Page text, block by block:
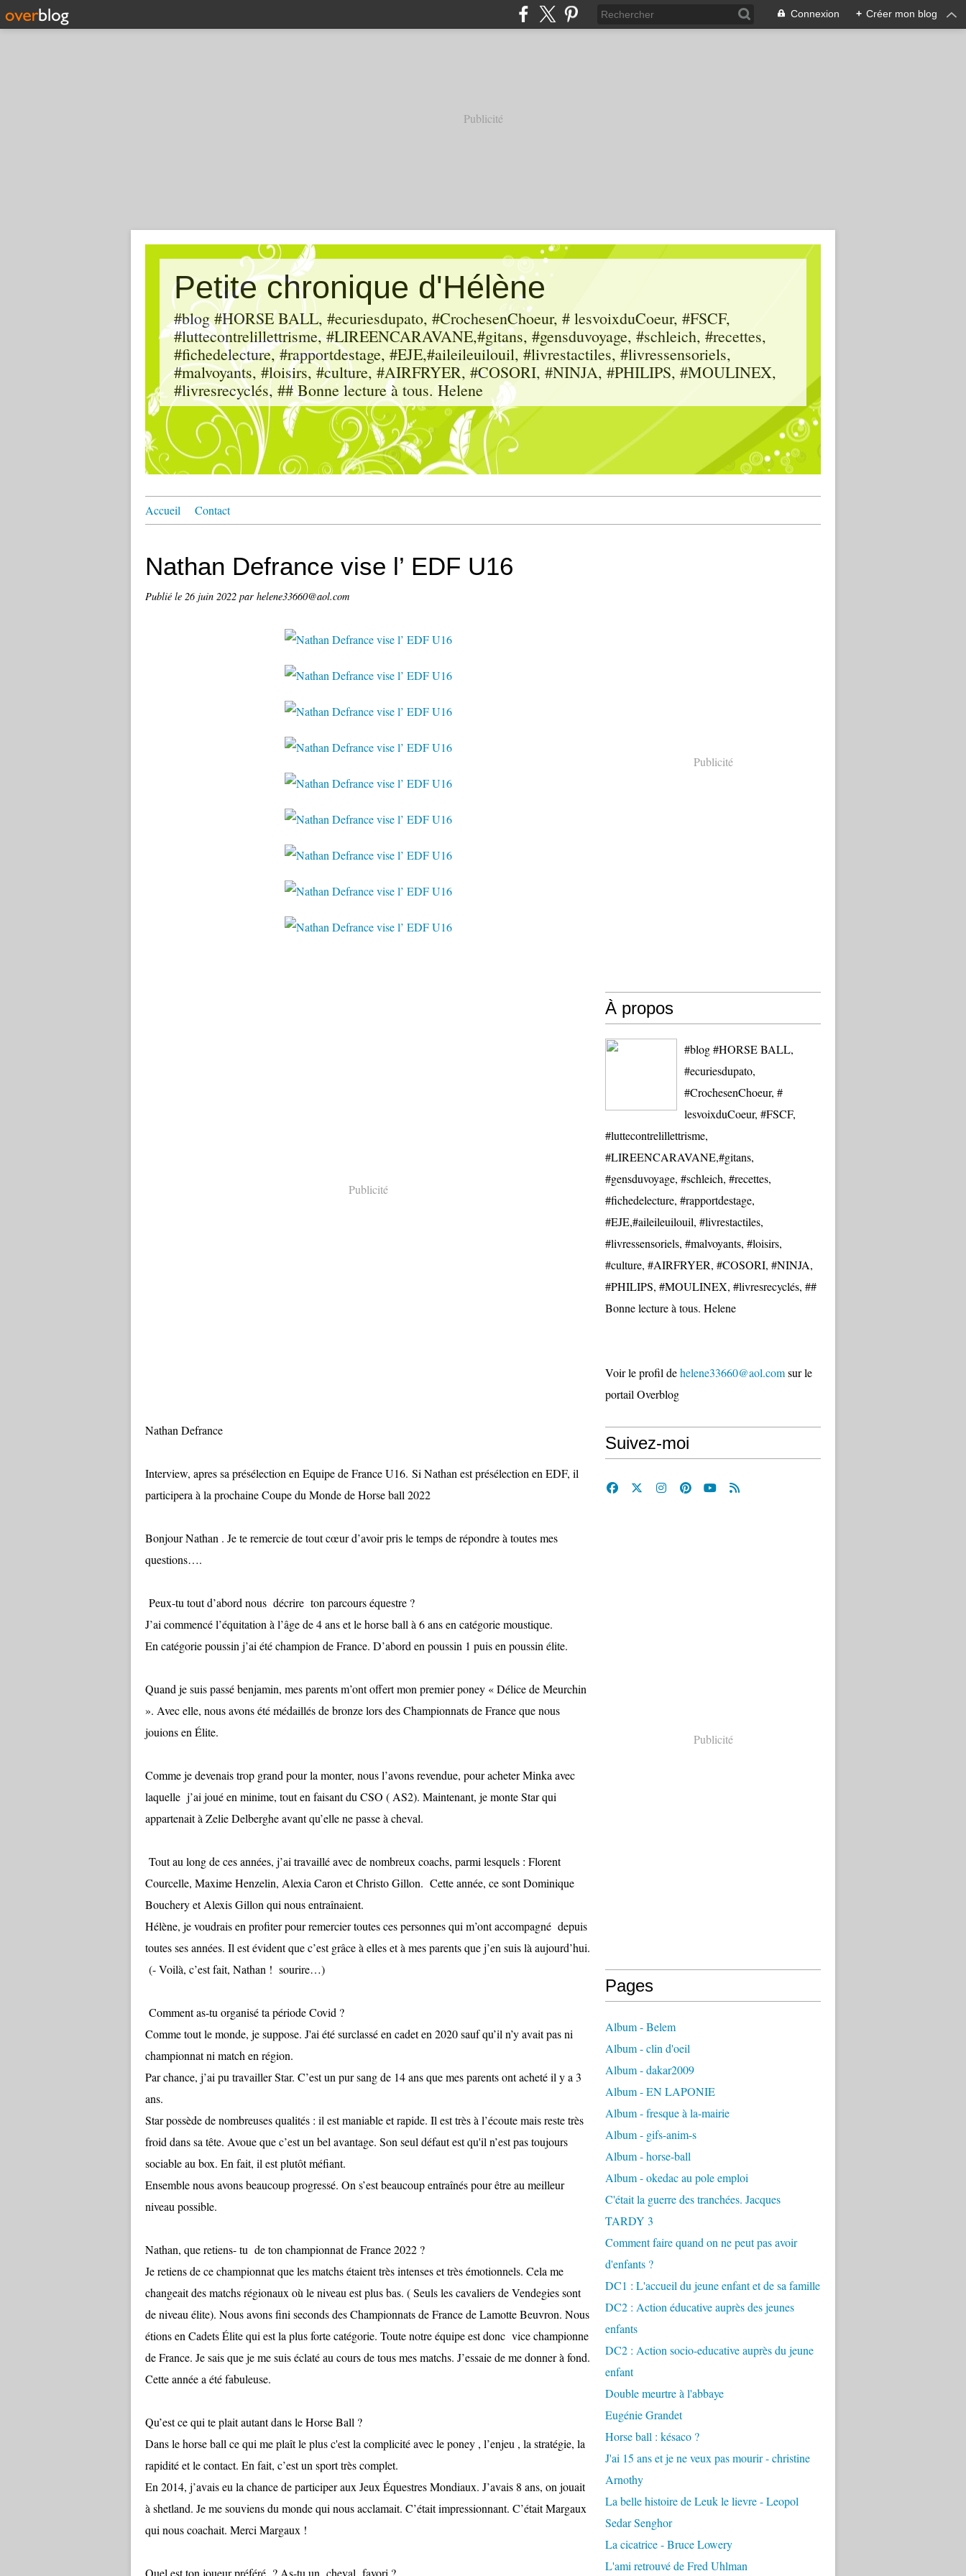
Connexion + Créer mon blog
Publicité
Petite chronique d'Hélène
#blog #HORSE BALL, #ecuriesdupato, #CrochesenChoeur, # lesvoixduCoeur, #FSCF,
#luttecontrelillettrisme, #LIREENCARAVANE,#gitans, #gensduvoyage, #schleich, #recettes,
#fichedelecture, #rapportdestage, #EJE,#aileileuilouil, #livrestactiles, #livressensoriels,
#malvoyants, #loisirs, #culture, #AIRFRYER, #COSORI, #NINJA, #PHILIPS, #MOULINEX,
#livresrecyclés, ## Bonne lecture à tous. Helene
Accueil Contact
Nathan Defrance vise l’ EDF U16
Publié le 26 juin 2022 par helene33660@aol.com
Publicité
Nathan Defrance
Interview, apres sa présélection en Equipe de France U16. Si Nathan est présélection en EDF, il
participera à la prochaine Coupe du Monde de Horse ball 2022
Bonjour Nathan . Je te remercie de tout cœur d’avoir pris le temps de répondre à toutes mes
questions….
Peux-tu tout d’abord nous décrire ton parcours équestre ?
J’ai commencé l’équitation à l’âge de 4 ans et le horse ball à 6 ans en catégorie moustique.
En catégorie poussin j’ai été champion de France. D’abord en poussin 1 puis en poussin élite.
Quand je suis passé benjamin, mes parents m’ont offert mon premier poney « Délice de Meurchin
». Avec elle, nous avons été médaillés de bronze lors des Championnats de France que nous
jouions en Élite.
Comme je devenais trop grand pour la monter, nous l’avons revendue, pour acheter Minka avec
laquelle j’ai joué en minime, tout en faisant du CSO ( AS2). Maintenant, je monte Star qui
appartenait à Zelie Delberghe avant qu’elle ne passe à cheval.
Tout au long de ces années, j’ai travaillé avec de nombreux coachs, parmi lesquels : Florent
Courcelle, Maxime Henzelin, Alexia Caron et Christo Gillon. Cette année, ce sont Dominique
Bouchery et Alexis Gillon qui nous entraînaient.
Hélène, je voudrais en profiter pour remercier toutes ces personnes qui m’ont accompagné depuis
toutes ses années. Il est évident que c’est grâce à elles et à mes parents que j’en suis là aujourd’hui.
(- Voilà, c’est fait, Nathan ! sourire…)
Comment as-tu organisé ta période Covid ?
Comme tout le monde, je suppose. J'ai été surclassé en cadet en 2020 sauf qu’il n’y avait pas ni
championnat ni match en région.
Par chance, j’ai pu travailler Star. C’est un pur sang de 14 ans que mes parents ont acheté il y a 3
ans.
Star possède de nombreuses qualités : il est maniable et rapide. Il est très à l’écoute mais reste très
froid dans sa tête. Avoue que c’est un bel avantage. Son seul défaut est qu'il n’est pas toujours
sociable au box. En fait, il est plutôt méfiant.
Ensemble nous avons beaucoup progressé. On s’est beaucoup entraînés pour être au meilleur
niveau possible.
Nathan, que retiens- tu de ton championnat de France 2022 ?
Je retiens de ce championnat que les matchs étaient très intenses et très émotionnels. Cela me
changeait des matchs régionaux où le niveau est plus bas. ( Seuls les cavaliers de Vendegies sont
de niveau élite). Nous avons fini seconds des Championnats de France de Lamotte Beuvron. Nous
étions en Cadets Élite qui est la plus forte catégorie. Toute notre équipe est donc vice championne
de France. Je sais que je me suis éclaté au cours de tous mes matchs. J’essaie de me donner à fond.
Cette année a été fabuleuse.
Qu’est ce qui te plait autant dans le Horse Ball ?
Dans le horse ball ce qui me plaît le plus c'est la complicité avec le poney , l’enjeu , la stratégie, la
rapidité et le contact. En fait, c’est un sport très complet.
En 2014, j’avais eu la chance de participer aux Jeux Équestres Mondiaux. J’avais 8 ans, on jouait
à shetland. Je me souviens du monde qui nous acclamait. C’était impressionnant. C’était Margaux
qui nous coachait. Merci Margaux !
Quel est ton joueur préféré ? As-tu un cheval favori ?
Publicité
À propos
#blog #HORSE BALL,
#ecuriesdupato,
#CrochesenChoeur, #
lesvoixduCoeur, #FSCF,
#luttecontrelillettrisme,
#LIREENCARAVANE,#gitans,
#gensduvoyage, #schleich, #recettes,
#fichedelecture, #rapportdestage,
#EJE,#aileileuilouil, #livrestactiles,
#livressensoriels, #malvoyants, #loisirs,
#culture, #AIRFRYER, #COSORI, #NINJA,
#PHILIPS, #MOULINEX, #livresrecyclés, ##
Bonne lecture à tous. Helene
Voir le profil dehelene33660@aol.comsur le
portail Overblog
Suivez-moi
Publicité
Pages
Album - Belem
Album - clin d'oeil
Album - dakar2009
Album - EN LAPONIE
Album - fresque à la-mairie
Album - gifs-anim-s
Album - horse-ball
Album - okedac au pole emploi
C'était la guerre des tranchées. Jacques
TARDY 3
Comment faire quand on ne peut pas avoir
d'enfants ?
DC1 : L'accueil du jeune enfant et de sa famille
DC2 : Action éducative auprès des jeunes
enfants
DC2 : Action socio-educative auprès du jeune
enfant
Double meurtre à l'abbaye
Eugénie Grandet
Horse ball : késaco ?
J'ai 15 ans et je ne veux pas mourir - christine
Arnothy
La belle histoire de Leuk le lievre - Leopol
Sedar Senghor
La cicatrice - Bruce Lowery
L'ami retrouvé de Fred Uhlman